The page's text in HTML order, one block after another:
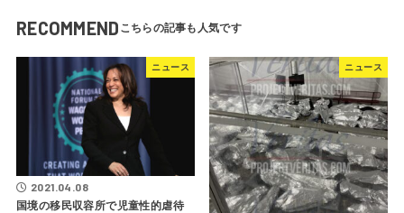
RECOMMEND
ニュース
2021.04.08
国境の移民収容所で児童性的虐待
ニュース